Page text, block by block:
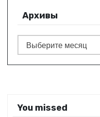
Архивы
р
х
ы
You missed